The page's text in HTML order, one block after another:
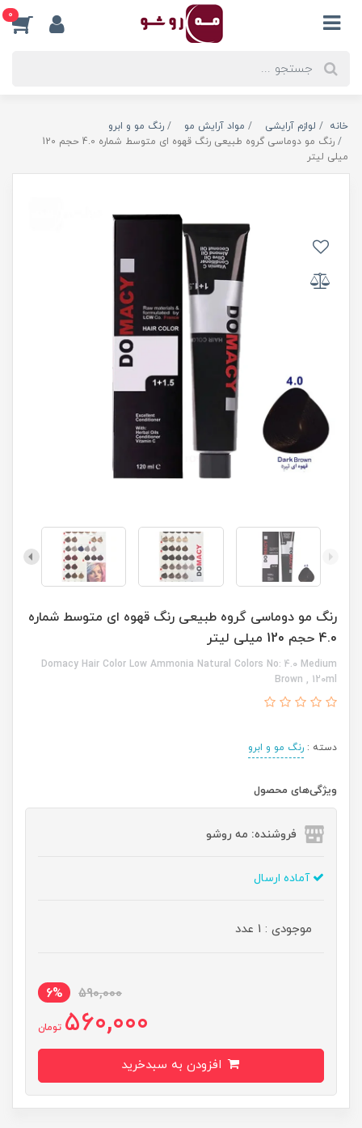
0
خانه لوازم آرایشی مواد آرایش مو
رنگ مو و ابرو
رنگ مو دوماسی گروه طبیعی رنگ قهوه ای متوسط شماره 4.0 حجم 120
میلی لیتر
رنگ مو دوماسی گروه طبیعی رنگ قهوه ای متوسط شماره
4.0 حجم 120 میلی لیتر
Domacy Hair Color Low Ammonia Natural Colors No: 4.0 Medium
Brown , 120ml
دسته : رنگ مو و ابرو
ویژگی‌های محصول
فروشنده: مه رو‌شو
آماده ارسال
موجودی : 1 عدد
590,000
6%
560,000 تومان